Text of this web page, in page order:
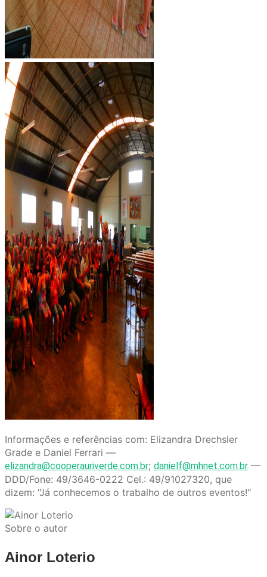
Informações e referências com: Elizandra Drechsler
Grade e Daniel Ferrari —
elizandra@cooperauriverde.com.br; danielf@mhnet.com.br —
DDD/Fone: 49/3646-0222 Cel.: 49/91027320, que
dizem: "Já conhecemos o trabalho de outros eventos!"
Sobre o autor
Ainor Loterio